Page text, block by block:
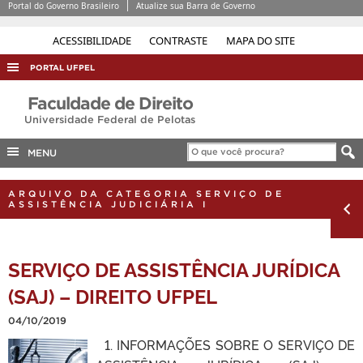
ACESSIBILIDADE CONTRASTE MAPA DO SITE
Portal do Governo Brasileiro Atualize sua Barra de Governo
PORTAL UFPEL
ACESSO À INFORMAÇÃO
AUDITORIA
COBALTO
EDITAIS
PORTARIAS
TELEFONES
Faculdade de Direito
Universidade Federal de Pelotas
MENU
ARQUIVO DA CATEGORIA SERVIÇO DE
ASSISTÊNCIA JUDICIÁRIA I
SERVIÇO DE ASSISTÊNCIA JURÍDICA
(SAJ) – DIREITO UFPEL
04/10/2019
1. INFORMAÇÕES SOBRE O SERVIÇO DE